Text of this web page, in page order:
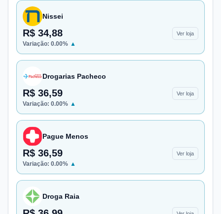
Nissei
R$ 34,88 Ver loja
Variação: 0.00% ▲
Drogarias Pacheco
R$ 36,59 Ver loja
Variação: 0.00% ▲
Pague Menos
R$ 36,59 Ver loja
Variação: 0.00% ▲
Droga Raia